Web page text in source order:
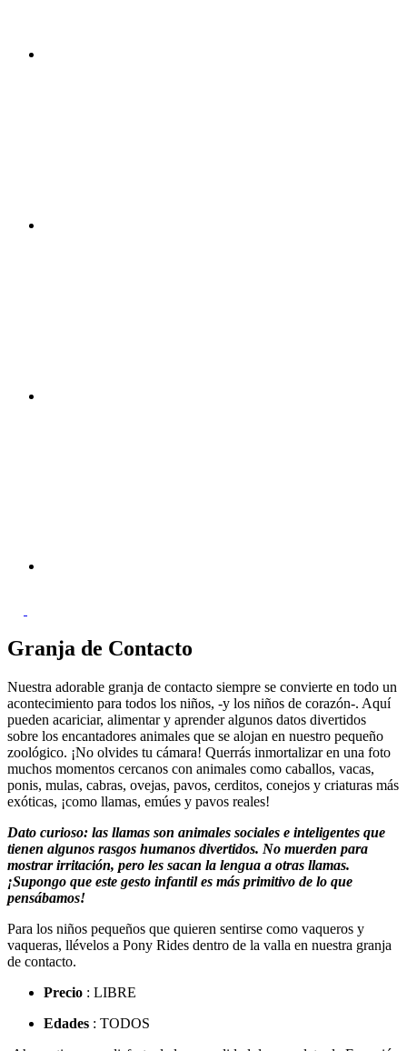
Granja de Contacto
Nuestra adorable granja de contacto siempre se convierte en todo un
acontecimiento para todos los niños, -y los niños de corazón-. Aquí
pueden acariciar, alimentar y aprender algunos datos divertidos
sobre los encantadores animales que se alojan en nuestro pequeño
zoológico. ¡No olvides tu cámara! Querrás inmortalizar en una foto
muchos momentos cercanos con animales como caballos, vacas,
ponis, mulas, cabras, ovejas, pavos, cerditos, conejos y criaturas más
exóticas, ¡como llamas, emúes y pavos reales!
Dato curioso: las llamas son animales sociales e inteligentes que
tienen algunos rasgos humanos divertidos. No muerden para
mostrar irritación, pero les sacan la lengua a otras llamas.
¡Supongo que este gesto infantil es más primitivo de lo que
pensábamos!
Para los niños pequeños que quieren sentirse como vaqueros y
vaqueras, llévelos a Pony Rides dentro de la valla en nuestra granja
de contacto.
Precio : LIBRE
Edades : TODOS